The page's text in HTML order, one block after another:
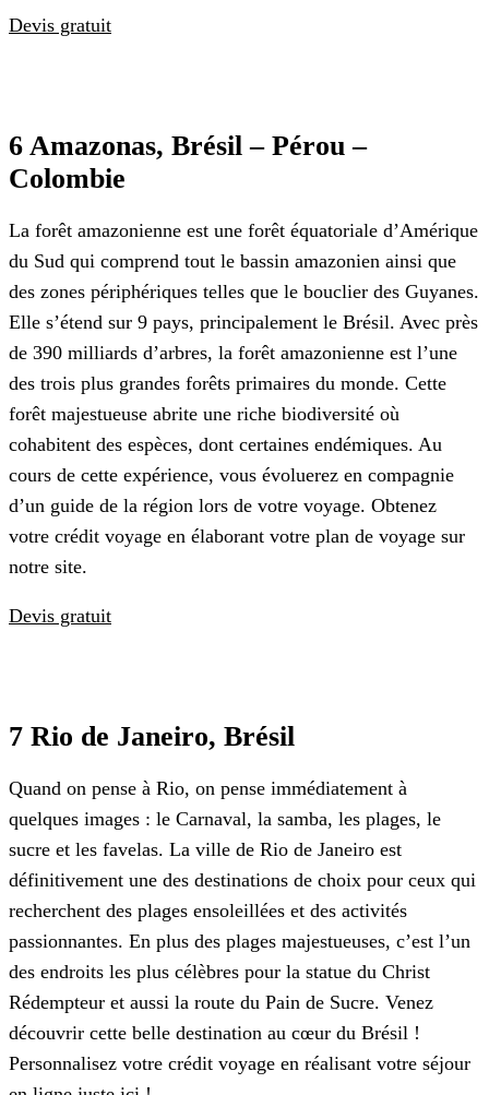
Devis gratuit
6 Amazonas, Brésil – Pérou –
Colombie
La forêt amazonienne est une forêt équatoriale d’Amérique
du Sud qui comprend tout le bassin amazonien ainsi que
des zones périphériques telles que le bouclier des Guyanes.
Elle s’étend sur 9 pays, principalement le Brésil. Avec près
de 390 milliards d’arbres, la forêt amazonienne est l’une
des trois plus grandes forêts primaires du monde. Cette
forêt majestueuse abrite une riche biodiversité où
cohabitent des espèces, dont certaines endémiques. Au
cours de cette expérience, vous évoluerez en compagnie
d’un guide de la région lors de votre voyage. Obtenez
votre crédit voyage en élaborant votre plan de voyage sur
notre site.
Devis gratuit
7 Rio de Janeiro, Brésil
Quand on pense à Rio, on pense immédiatement à
quelques images : le Carnaval, la samba, les plages, le
sucre et les favelas. La ville de Rio de Janeiro est
définitivement une des destinations de choix pour ceux qui
recherchent des plages ensoleillées et des activités
passionnantes. En plus des plages majestueuses, c’est l’un
des endroits les plus célèbres pour la statue du Christ
Rédempteur et aussi la route du Pain de Sucre. Venez
découvrir cette belle destination au cœur du Brésil !
Personnalisez votre crédit voyage en réalisant votre séjour